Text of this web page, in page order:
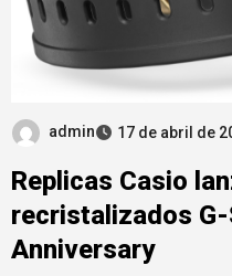
admin 17 de abril de
Replicas Casio
recristalizados
Anniversary